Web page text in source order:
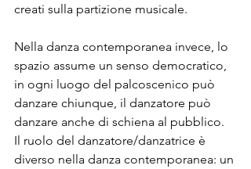
creati sulla partizione musicale.
Nella danza contemporanea invece, lo
spazio assume un senso democratico,
in ogni luogo del palcoscenico può
danzare chiunque, il danzatore può
danzare anche di schiena al pubblico.
Il ruolo del danzatore/danzatrice è
diverso nella danza contemporanea: un